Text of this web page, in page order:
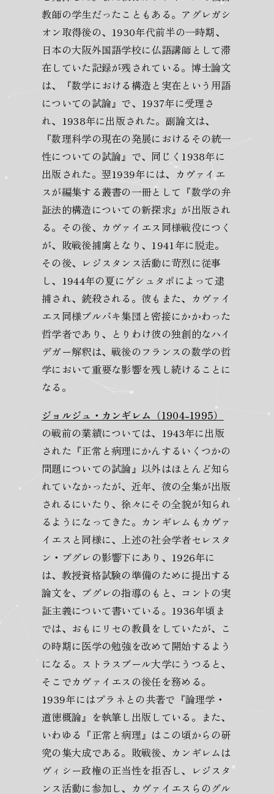
教師の学生だったこともある。アグレガシ
オン取得後の、1930年代前半の一時期、
日本の大阪外国語学校に仏語講師として滞
在していた記録が残されている。博士論文
は、『数学における構造と実在という用語
についての試論』で、1937年に受理さ
れ、1938年に出版された。副論文は、
『数理科学の現在の発展におけるその統一
性についての試論』で、同じく1938年に
出版された。翌1939年には、カヴァイエ
スが編集する叢書の一冊として『数学の弁
証法的構造についての新探求』が出版され
る。その後、カヴァイエス同様戦役につく
が、敗戦後捕虜となり、1941年に脱走。
その後、レジスタンス活動に苛烈に従事
し、1944年の夏にゲシュタポによって逮
捕され、銃殺される。彼もまた、カヴァイ
エス同様ブルバキ集団と密接にかかわった
哲学者であり、とりわけ彼の独創的なハイ
デガー解釈は、戦後のフランスの数学の哲
学において重要な影響を残し続けることに
なる。
ジョルジュ・カンギレム（1904-1995）
の戦前の業績については、1943年に出版
された『正常と病理にかんするいくつかの
問題についての試論』以外はほとんど知ら
れていなかったが、近年、彼の全集が出版
されるにいたり、徐々にその全貌が知られ
るようになってきた。カンギレムもカヴァ
イエスと同様に、上述の社会学者セレスタ
ン・ブグレの影響下にあり、1926年に
は、教授資格試験の準備のために提出する
論文を、ブグレの指導のもと、コントの実
証主義について書いている。1936年頃ま
では、おもにリセの教員をしていたが、こ
の時期に医学の勉強を改めて開始するよう
になる。ストラスブール大学にうつると、
そこでカヴァイエスの後任を務める。
1939年にはプラネとの共著で『論理学・
道徳概論』を執筆し出版している。また、
いわゆる『正常と病理』はこの頃からの研
究の集大成である。敗戦後、カンギレムは
ヴィシー政権の正当性を拒否し、レジスタ
ンス活動に参加し、カヴァイエスらのグル